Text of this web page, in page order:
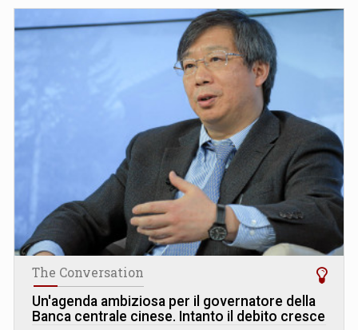
The Conversation
Un'agenda ambiziosa per il governatore della
Banca centrale cinese. Intanto il debito cresce